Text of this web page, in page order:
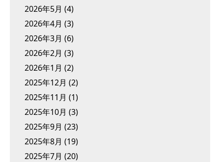
2026年5月 (4)
2026年4月 (3)
2026年3月 (6)
2026年2月 (3)
2026年1月 (2)
2025年12月 (2)
2025年11月 (1)
2025年10月 (3)
2025年9月 (23)
2025年8月 (19)
2025年7月 (20)